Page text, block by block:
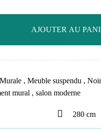
AJOUTER AU
, Meuble suspendu ,
mural , salon moderne
280 cm